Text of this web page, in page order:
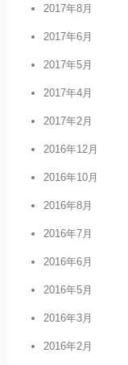
2017年8月
2017年6月
2017年5月
2017年4月
2017年2月
2016年12月
2016年10月
2016年8月
2016年7月
2016年6月
2016年5月
2016年3月
2016年2月